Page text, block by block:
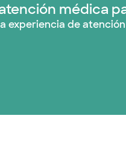
médica
experiencia de